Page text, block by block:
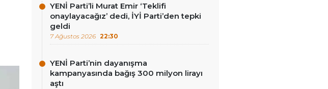
YENİ Parti’li Murat Emir ‘Teklifi
onaylayacağız’ dedi, İYİ Parti’den tepki
geldi
7 Ağustos 2026 22:30
YENİ Parti’nin dayanışma
kampanyasında bağış 300 milyon lirayı
aştı